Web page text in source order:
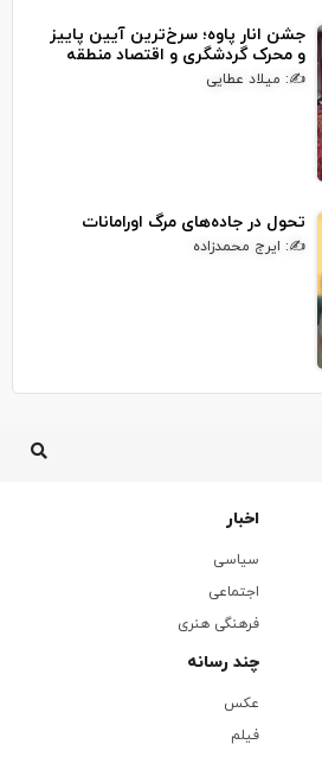
جشن انار پاوه؛ سرخ‌ترین آیین پاییز
و محرک گردشگری و اقتصاد منطقه
✍: میلاد عطایی
تحول در جاده‌های مرگ اورامانات
✍: ایرج محمدزاده
اخبار
سیاسی
اجتماعی
فرهنگی هنری
چند رسانه
عکس
فیلم